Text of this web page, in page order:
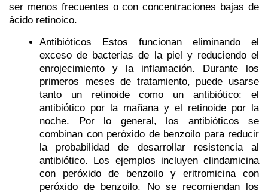
ser menos frecuentes o con concentraciones bajas de
ácido retinoico.
Antibióticos Estos funcionan eliminando el
exceso de bacterias de la piel y reduciendo el
enrojecimiento y la inflamación. Durante los
primeros meses de tratamiento, puede usarse
tanto un retinoide como un antibiótico: el
antibiótico por la mañana y el retinoide por la
noche. Por lo general, los antibióticos se
combinan con peróxido de benzoilo para reducir
la probabilidad de desarrollar resistencia al
antibiótico. Los ejemplos incluyen clindamicina
con peróxido de benzoilo y eritromicina con
peróxido de benzoilo. No se recomiendan los